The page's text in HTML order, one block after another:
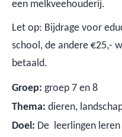
een melkveehouderij.
Let op: Bijdrage voor
school, de andere €25,-
betaald.
Groep: groep 7 en 8
Thema: dieren,
Doel: De leerlingen